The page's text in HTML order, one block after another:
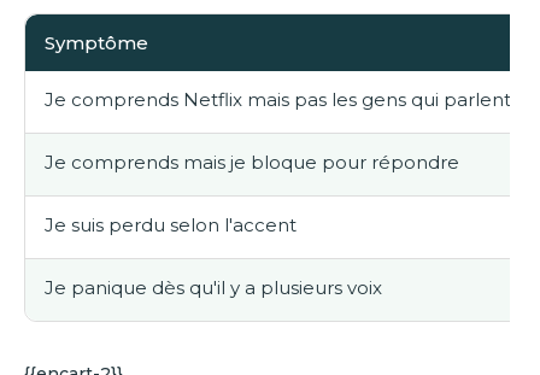
Symptôme
Je comprends Netflix mais pas les gens qui parlent
Je comprends mais je bloque pour répondre
Je suis perdu selon l'accent
Je panique dès qu'il y a plusieurs voix